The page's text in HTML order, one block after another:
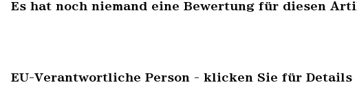
Es hat noch niemand eine Bewertung für diesen
EU-Verantwortliche Person - klicken Sie für Details